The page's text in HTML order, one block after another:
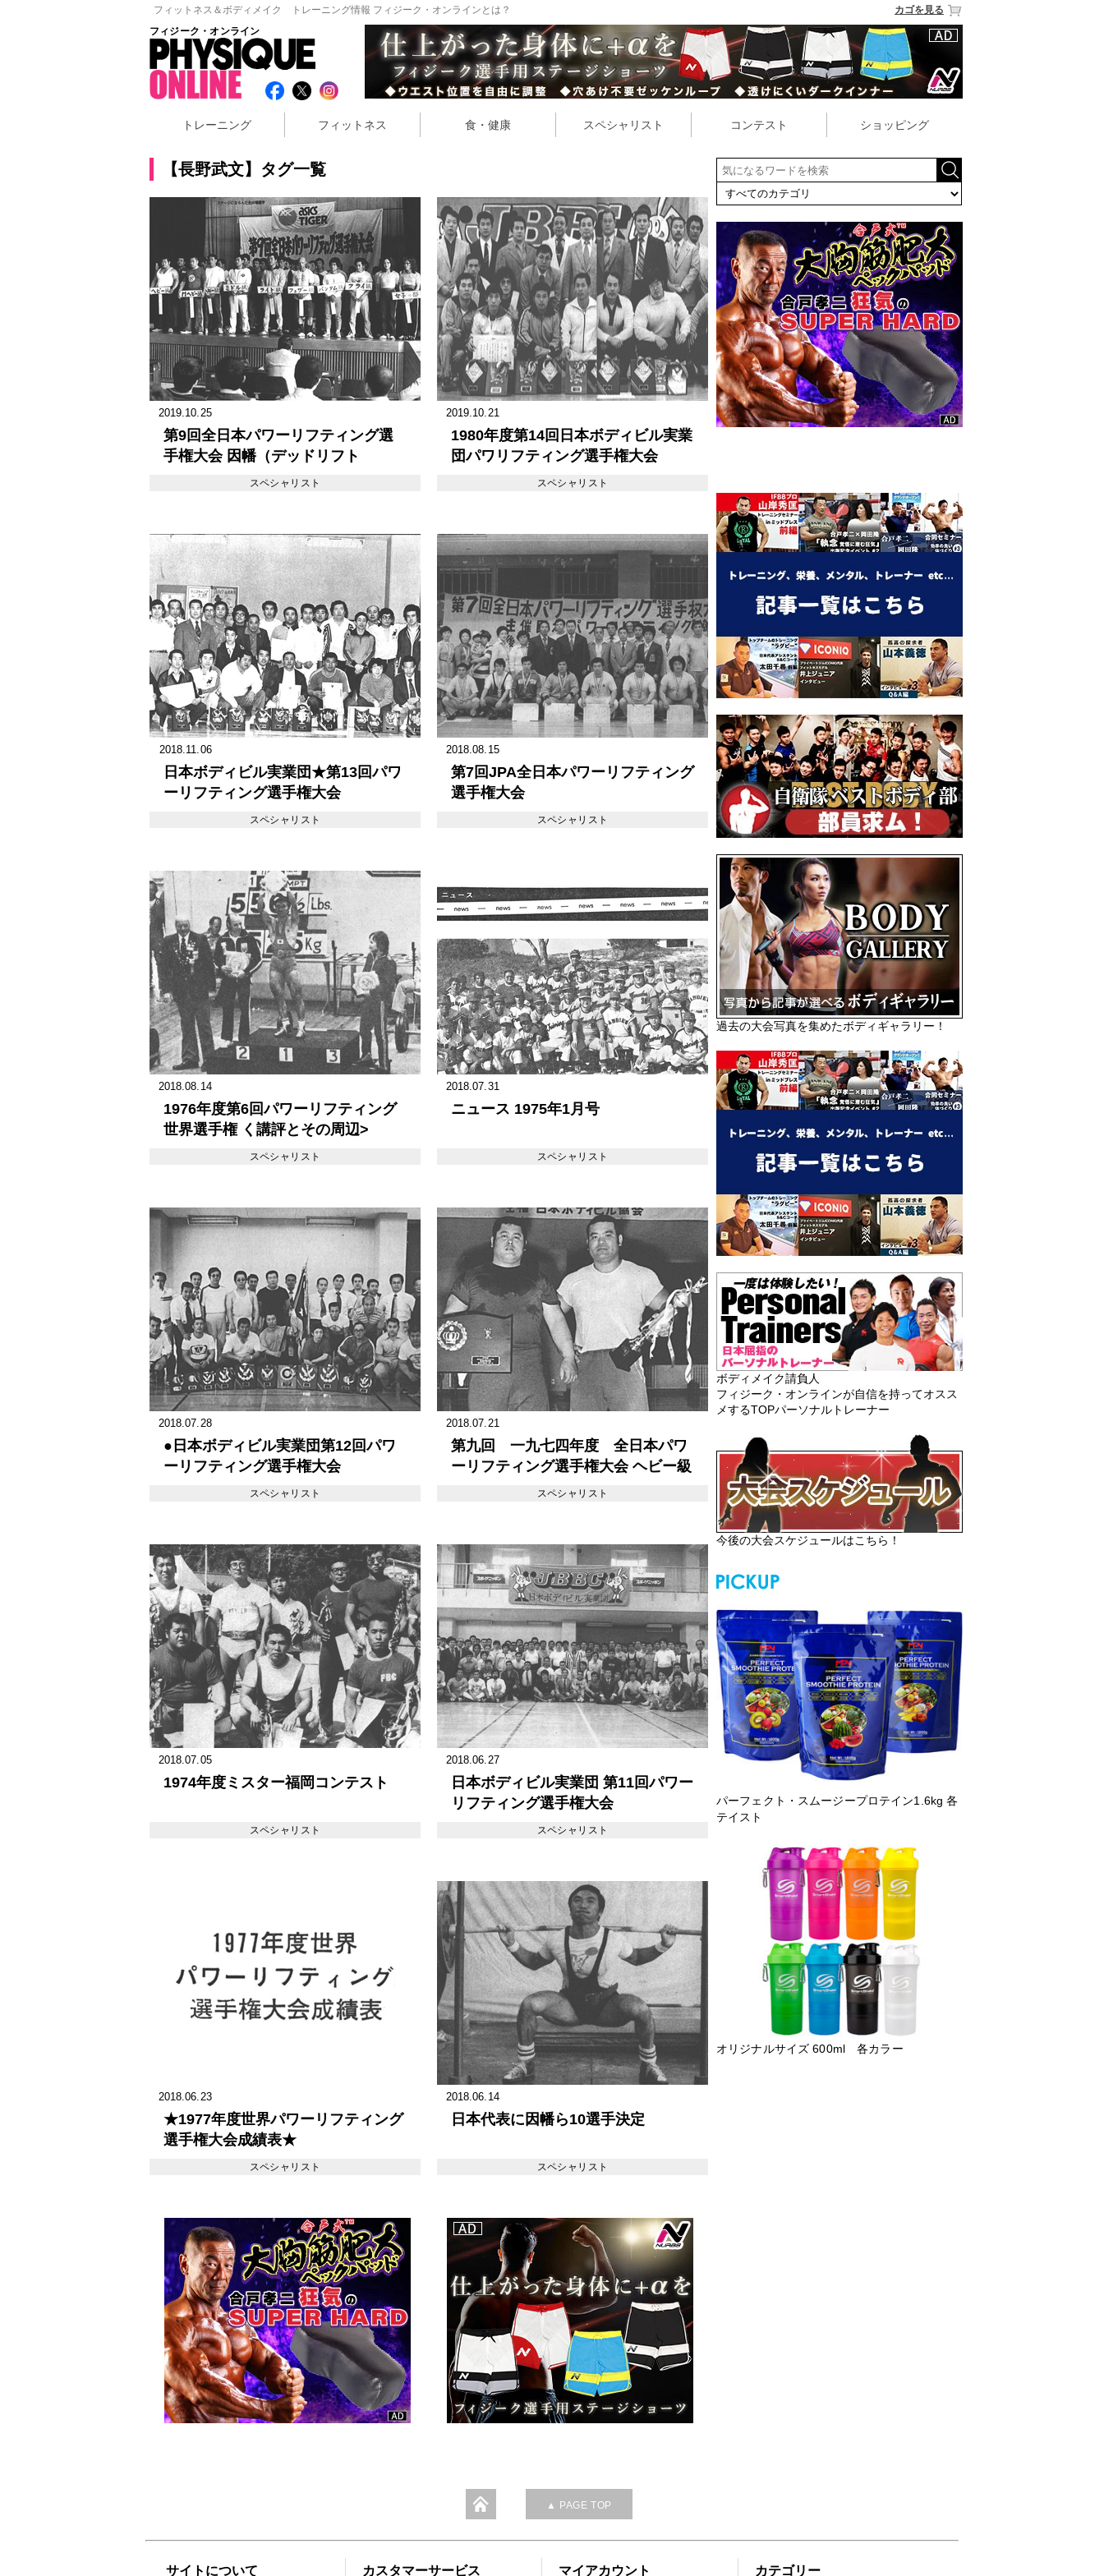
フィットネス＆ボディメイク トレーニング情報 フィジーク・オンラインとは？
カゴを見る
フィジーク・オンライン
トレーニング フィットネス 食・健康 スペシャリスト コンテスト ショッピング
過去の大会写真を集めたボディギャラリー！
ボディメイク請負人
フィジーク・オンラインが自信を持ってオスス
メするTOPパーソナルトレーナー
今後の大会スケジュールはこちら！
パーフェクト・スムージープロテイン1.6kg 各
テイスト
オリジナルサイズ 600ml 各カラー
【長野武文】タグ一覧
2019.10.25
第9回全日本パワーリフティング選
手権大会 因幡（デッドリフト
227.5kg）世界新、仲村（トータル
スペシャリスト
2019.10.21
1980年度第14回日本ボディビル実業
団パワリフティング選手権大会
スペシャリスト
2018.11.06
日本ボディビル実業団★第13回パワ
ーリフティング選手権大会
スペシャリスト
2018.08.15
第7回JPA全日本パワーリフティング
選手権大会
スペシャリスト
2018.08.14
1976年度第6回パワーリフティング
世界選手権 く講評とその周辺>
スペシャリスト
2018.07.31
ニュース 1975年1月号
スペシャリスト
2018.07.28
●日本ボディビル実業団第12回パワ
ーリフティング選手権大会
スペシャリスト
2018.07.21
第九回 一九七四年度 全日本パワ
ーリフティング選手権大会 ヘビー級
の激突 仲村、足立を制す
スペシャリスト
2018.07.05
1974年度ミスター福岡コンテスト
スペシャリスト
2018.06.27
日本ボディビル実業団 第11回パワー
リフティング選手権大会
スペシャリスト
2018.06.23
★1977年度世界パワーリフティング
選手権大会成績表★
スペシャリスト
2018.06.14
日本代表に因幡ら10選手決定
スペシャリスト
▲ PAGE TOP
サイトについて カスタマーサービス マイアカウント カテゴリー